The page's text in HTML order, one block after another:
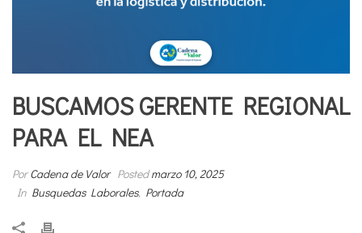
BUSCAMOS GERENTE REGIONAL
PARA EL NEA
PorCadena de Valor Postedmarzo 10, 2025
In Busquedas Laborales, Portada